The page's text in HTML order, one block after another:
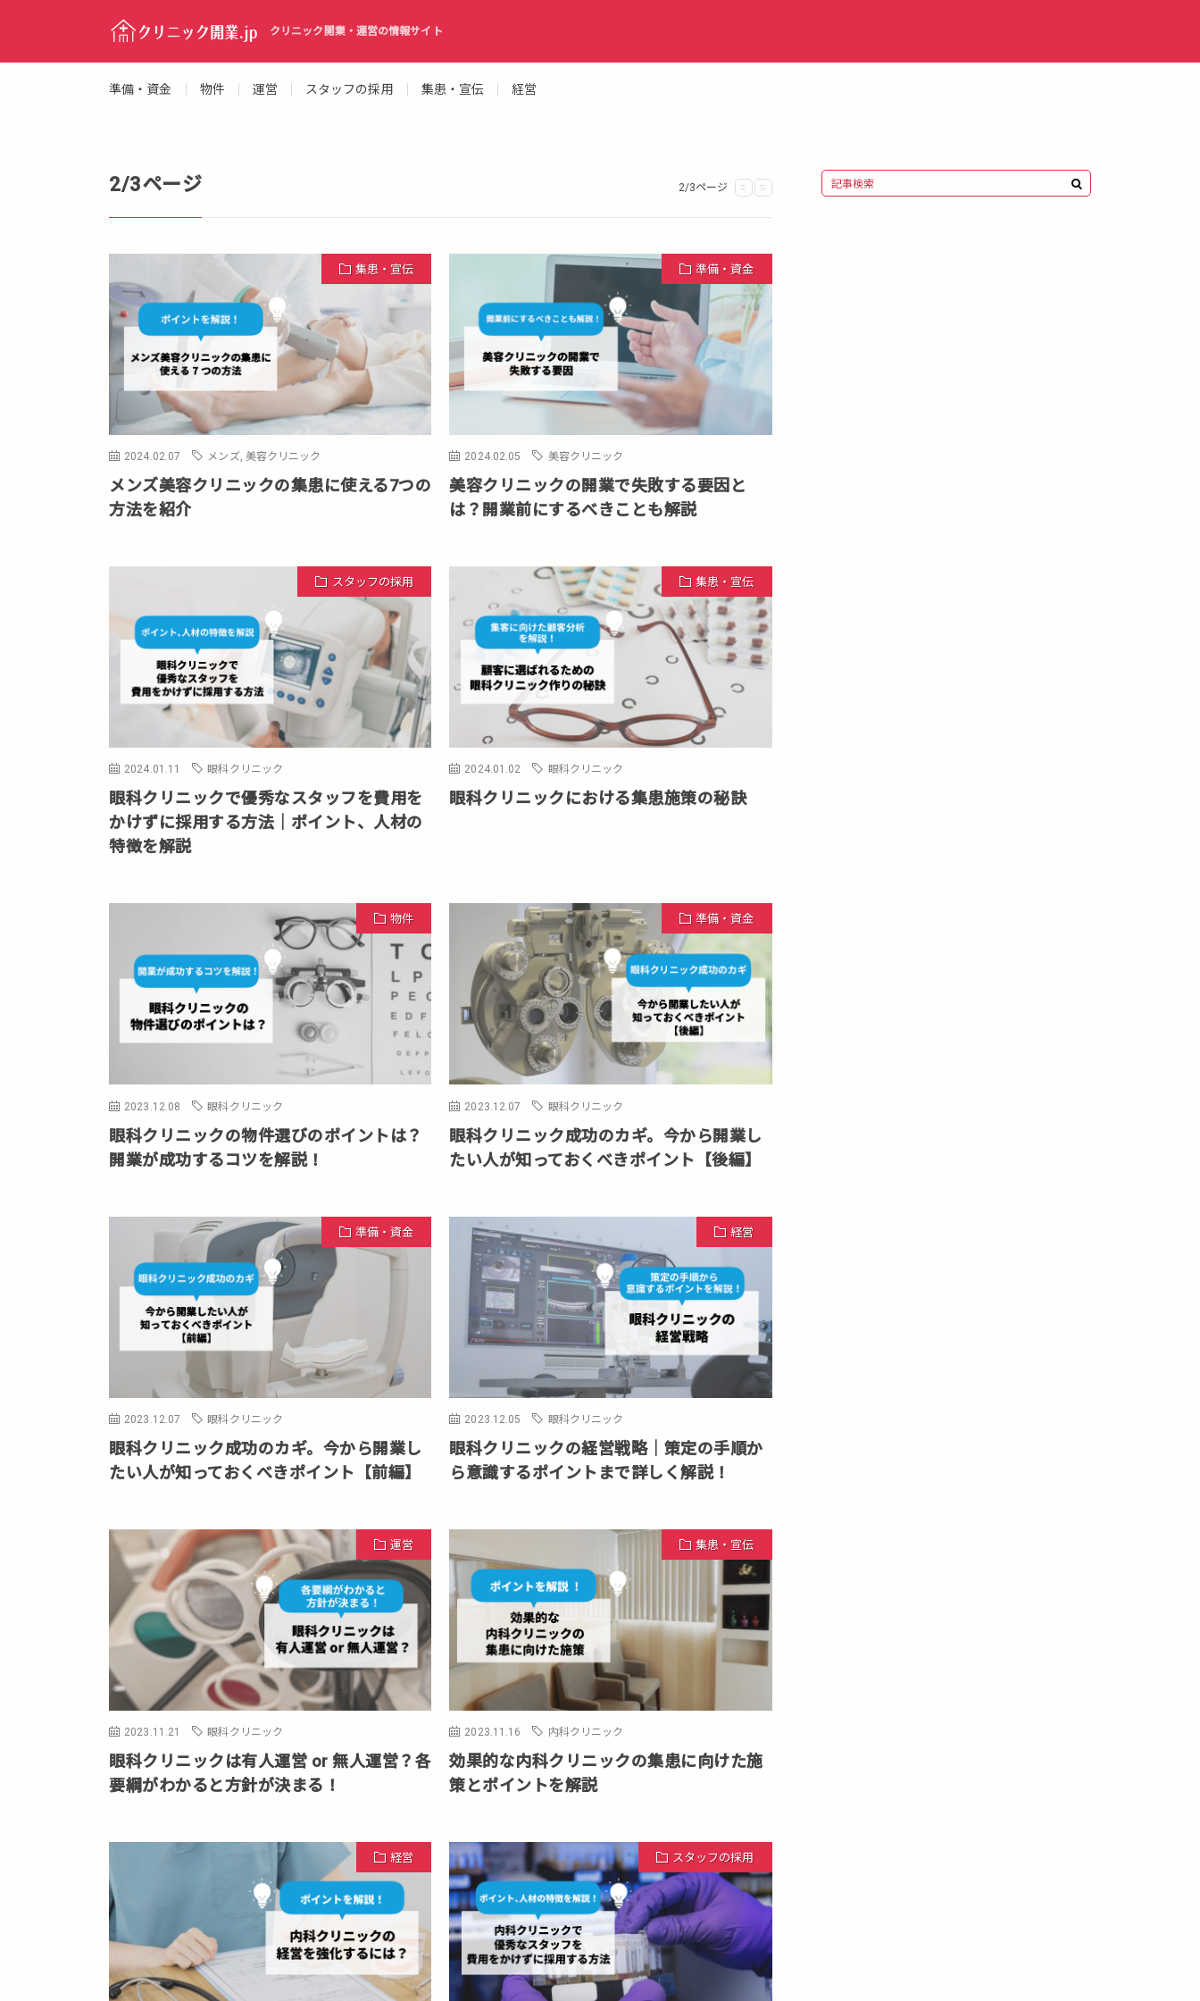
クリニック開業・運営の情報サイト
準備・資金 物件 運営 スタッフの採用 集患・宣伝 経営
2/3ページ 2/3ページ < >
集患・宣伝
2024.02.07 メンズ, 美容クリニック
メンズ美容クリニックの集患に使える7つの
方法を紹介
準備・資金
2024.02.05 美容クリニック
美容クリニックの開業で失敗する要因と
は？開業前にするべきことも解説
スタッフの採用
2024.01.11 眼科クリニック
眼科クリニックで優秀なスタッフを費用を
かけずに採用する方法｜ポイント、人材の
特徴を解説
集患・宣伝
2024.01.02 眼科クリニック
眼科クリニックにおける集患施策の秘訣
物件
2023.12.08 眼科クリニック
眼科クリニックの物件選びのポイントは？
開業が成功するコツを解説！
準備・資金
2023.12.07 眼科クリニック
眼科クリニック成功のカギ。今から開業し
たい人が知っておくべきポイント【後編】
準備・資金
2023.12.07 眼科クリニック
眼科クリニック成功のカギ。今から開業し
たい人が知っておくべきポイント【前編】
経営
2023.12.05 眼科クリニック
眼科クリニックの経営戦略｜策定の手順か
ら意識するポイントまで詳しく解説！
運営
2023.11.21 眼科クリニック
眼科クリニックは有人運営 or 無人運営？各
要綱がわかると方針が決まる！
集患・宣伝
2023.11.16 内科クリニック
効果的な内科クリニックの集患に向けた施
策とポイントを解説
経営 スタッフの採用